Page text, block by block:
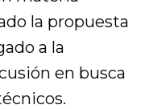
la propuesta
a la
en busca